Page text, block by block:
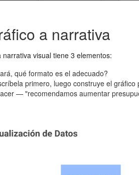
a narrativa
narrativa visual tiene 3 elementos:
qué formato es el adecuado?
primero, luego construye el gráfico
— "recomendamos aumentar